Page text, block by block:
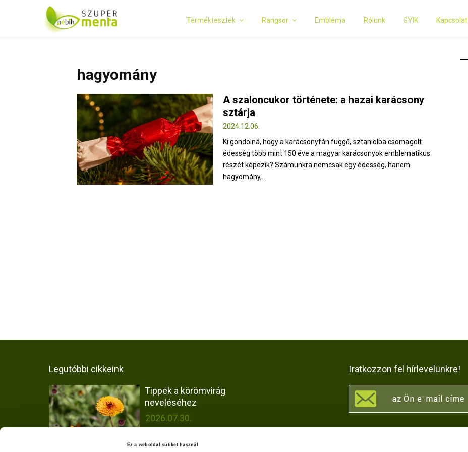
Ez a weboldal sütiket használ
Terméktesztek Rangsor Embléma Rólunk GYIK Kapcsolat
hagyomány
A szaloncukor története: a hazai karácsony
sztárja
2024.12.06.
Ki gondolná, hogy a karácsonyfán függő, sztaniolba csomagolt
édesség több mint 150 éve a magyar karácsonyok emblematikus
részét képezik? Számunkra nemcsak egy édesség, hanem
hagyomány,...
Legutóbbi cikkeink
Tippek a körömvirág
neveléséhez
2026.07.30.
Iratkozzon fel hírlevelünkre!